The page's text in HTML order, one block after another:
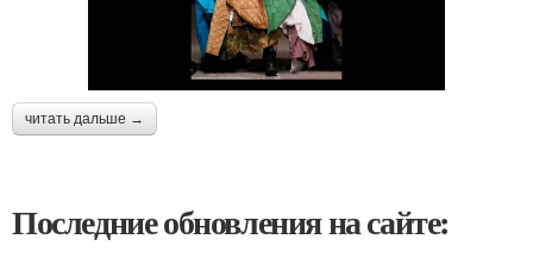
читать дальше →
Последние обновления на сайте: